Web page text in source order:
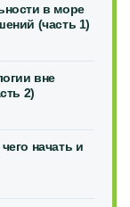
в море
(часть 1)
вне
2)
начать и